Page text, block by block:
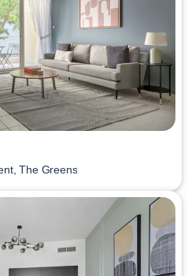
The Greens